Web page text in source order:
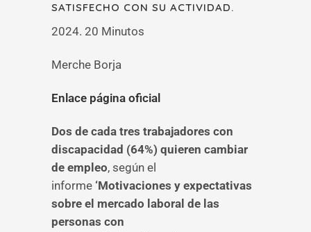
SATISFECHO CON SU ACTIVIDAD.
2024. 20 Minutos
Merche Borja
Enlace página oficial
Dos de cada tres trabajadores con
discapacidad (64%) quieren cambiar
de empleo, según el
informe ‘Motivaciones y expectativas
sobre el mercado laboral de las
personas con